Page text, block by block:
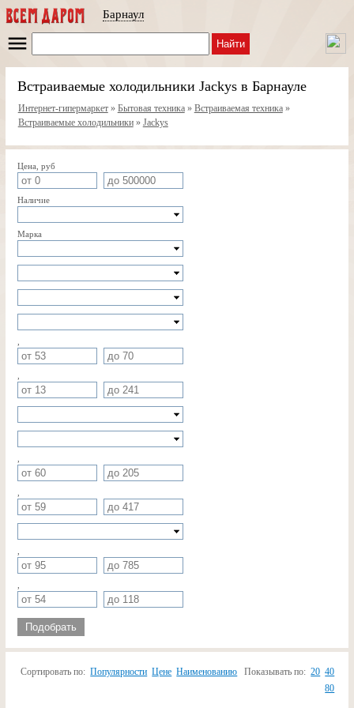
Барнаул
Найти
Встраиваемые холодильники Jackys в Барнауле
Интернет-гипермаркет» Бытовая техника» Встраиваемая техника»
Встраиваемые холодильники» Jackys
Цена, руб
Наличие
Марка
Подобрать
Сортировать по: Популярности Цене Наименованию Показывать по: 20 40
80